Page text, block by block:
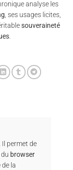
analyse les
, ses usages licites,
souveraineté
.
. Il permet de
browser
de la